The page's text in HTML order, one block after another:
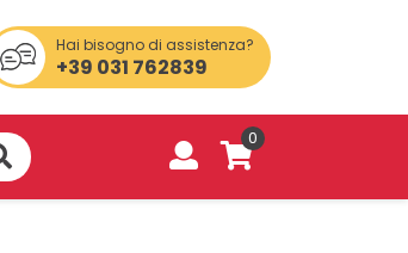
Hai bisogno di assistenza?
+39 031 762839
0